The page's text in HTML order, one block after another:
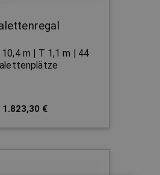
m | T 1,1 m | 44
1.823,30 €